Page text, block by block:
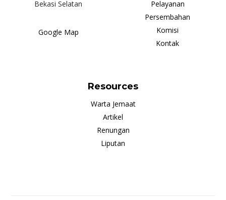
Bekasi Selatan
Google Map
Pelayanan
Persembahan
Komisi
Kontak
Resources
Warta Jemaat
Artikel
Renungan
Liputan